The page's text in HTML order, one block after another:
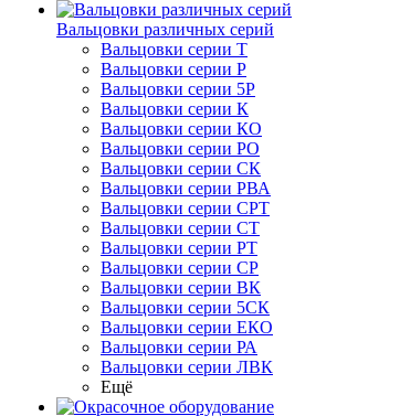
Вальцовки различных серий
Вальцовки серии Т
Вальцовки серии Р
Вальцовки серии 5Р
Вальцовки серии К
Вальцовки серии КО
Вальцовки серии РО
Вальцовки серии СК
Вальцовки серии РВА
Вальцовки серии СРТ
Вальцовки серии СТ
Вальцовки серии РТ
Вальцовки серии СР
Вальцовки серии ВК
Вальцовки серии 5СК
Вальцовки серии ЕКО
Вальцовки серии РА
Вальцовки серии ЛВК
Ещё